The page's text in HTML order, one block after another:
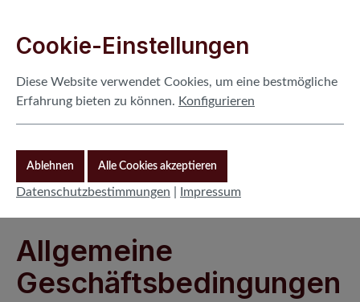
Du hast 0 Produkte auf
Allgemeine
Geschäftsbedingungen
Cookie-Einstellungen
Diese Website verwendet Cookies, um eine bestmögliche
Erfahrung bieten zu können. Konfigurieren
Ablehnen Alle Cookies akzeptieren
Datenschutzbestimmungen Impressum